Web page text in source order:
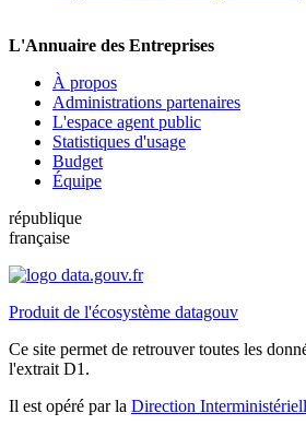
L'Annuaire des Entreprises
À propos
Administrations partenaires
L'espace agent public
Statistiques d'usage
Budget
Équipe
république
française
Produit de l'écosystème datagouv
Ce site permet de retrouver toutes les
l'extrait D1.
Il est opéré par la Direction